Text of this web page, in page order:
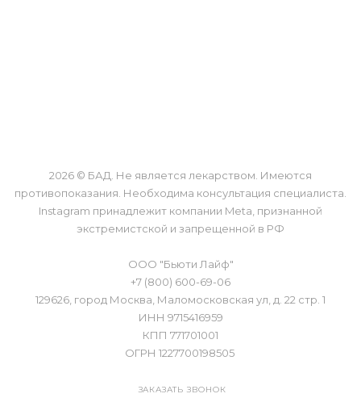
2026 © БАД. Не является лекарством. Имеются
противопоказания. Необходима консультация специалиста.
Instagram принадлежит компании Meta, признанной
экстремистской и запрещенной в РФ
ООО "Бьюти Лайф"
+7 (800) 600-69-06
129626, город Москва, Маломосковская ул, д. 22 стр. 1
ИНН 9715416959
КПП 771701001
ОГРН 1227700198505
ЗАКАЗАТЬ ЗВОНОК